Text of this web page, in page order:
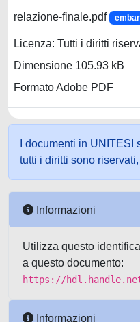
relazione-finale.pdf
Licenza: Tutti i diritti
Dimensione 105.93 kB
Formato Adobe PDF
I documenti in
tutti i diritti sono
Informazioni
Utilizza questo
a questo documento:
https://
Informazioni